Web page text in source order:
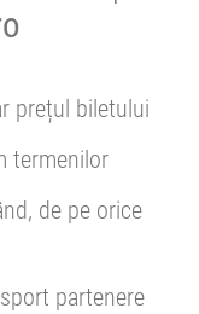
prețul biletului
termenilor
de pe orice
partenere